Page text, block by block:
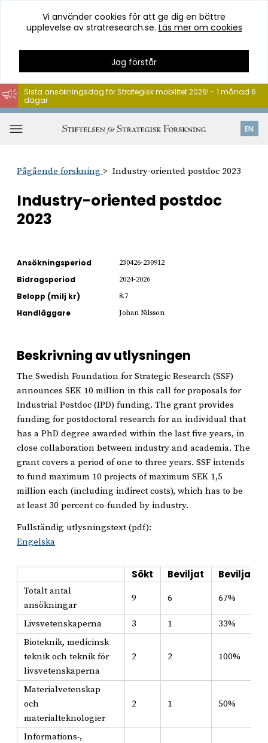
Hoppa
till
innehåll
Vi använder cookies för att ge dig en bättre
upplevelse av stratresearch.se. Läs mer om cookies
Jag förstår
EN
Sista ansökningsdag för Strategisk mobilitet 2026! - 1 månad 6
dagar
Pågående forskning Industry-oriented postdoc 2023
Industry-oriented postdoc
2023
Ansökningsperiod 230426-230912
Bidragsperiod 2024-2026
Belopp (milj kr) 8.7
Handläggare Johan Nilsson
Beskrivning av utlysningen
The Swedish Foundation for Strategic Research (SSF)
announces SEK 10 million in this call for proposals for
Industrial Postdoc (IPD) funding. The grant provides
funding for postdoctoral research for an individual that
has a PhD degree awarded within the last five years, in
close collaboration between industry and academia. The
grant covers a period of one to three years. SSF intends
to fund maximum 10 projects of maximum SEK 1,5
million each (including indirect costs), which has to be
at least 30 percent co-funded by industry.
Fullständig utlysningstext (pdf):
Engelska
Sökt Beviljat Beviljat i
Totalt antal
ansökningar
9 6 67%
Livsvetenskaperna 3 1
33%
Bioteknik, medicinsk
teknik och teknik för
livsvetenskaperna
2 2 100%
Materialvetenskap
och
materialteknologier
2 1 50%
Informations-,